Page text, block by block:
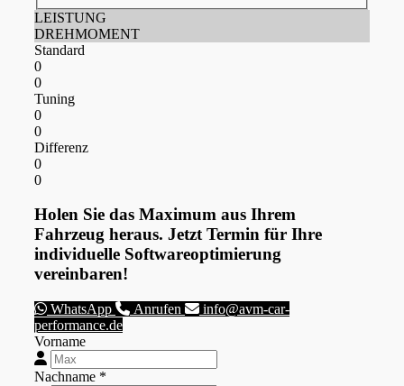
LEISTUNG
DREHMOMENT
Standard
0
0
Tuning
0
0
Differenz
0
0
Holen Sie das Maximum aus Ihrem
Fahrzeug heraus. Jetzt Termin für Ihre
individuelle Softwareoptimierung
vereinbaren!
WhatsApp Anrufen
info@avm-car-
performance.de
Vorname
Nachname *